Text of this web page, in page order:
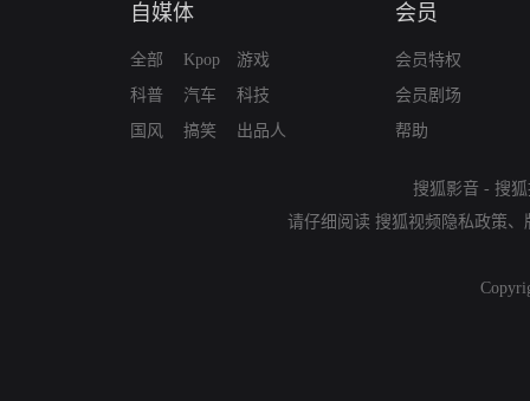
自媒体
全部
科普
国风
Kpop
汽车
搞笑
游戏
科技
出品人
会员
会员特权
会员剧场
帮助
搜狐影音 - 搜
请仔细阅读 搜狐视频隐私政策、